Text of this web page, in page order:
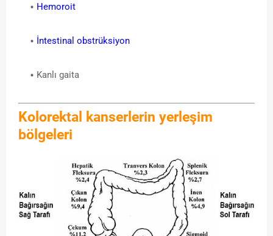
Hemoroit
İntestinal obstrüksiyon
Kanlı gaita
Kolorektal kanserlerin yerleşim
bölgeleri